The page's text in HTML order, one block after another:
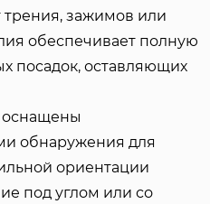
трения, зажимов или
обеспечивает полную
посадок, оставляющих
оснащены
обнаружения для
ориентации
под углом или со